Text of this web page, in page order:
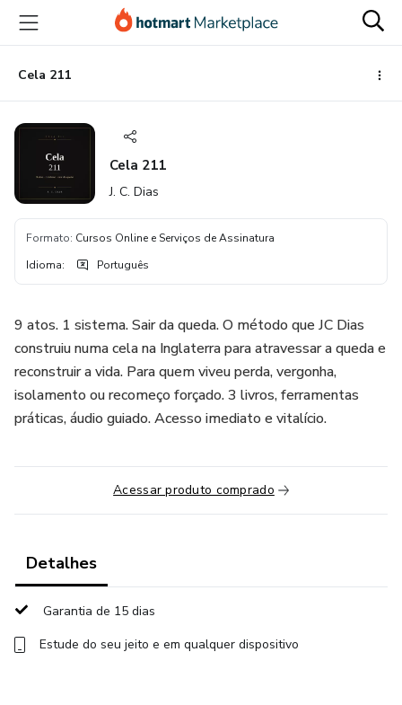
para
conteúdo
principal
para
pagamento
para
rodapé
Cela 211
Cela 211
J. C. Dias
Formato: Cursos Online e Serviços de Assinatura
Idioma: Português
9 atos. 1 sistema. Sair da queda. O método que JC Dias
construiu numa cela na Inglaterra para atravessar a queda e
reconstruir a vida. Para quem viveu perda, vergonha,
isolamento ou recomeço forçado. 3 livros, ferramentas
práticas, áudio guiado. Acesso imediato e vitalício.
Acessar produto comprado
Detalhes
Garantia de 15 dias
Estude do seu jeito e em qualquer dispositivo